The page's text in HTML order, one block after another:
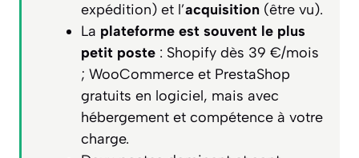
expédition) et l’acquisition (être vu).
La plateforme est souvent le plus
petit poste : Shopify dès 39 €/mois
; WooCommerce et PrestaShop
gratuits en logiciel, mais avec
hébergement et compétence à votre
charge.